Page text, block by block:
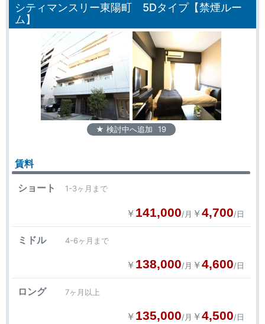
シティマンスリー東陽町 5Dタイプ【禁煙ルー
ム】
★ 検討中へ追加 19
賃料
ショート 1-3ヶ月まで
￥ 141,000/月 ￥4,700/日
ミドル 4-6ヶ月まで
￥ 138,000/月 ￥4,600/日
ロング 7ヶ月以上
￥ 135,000/月 ￥4,500/日